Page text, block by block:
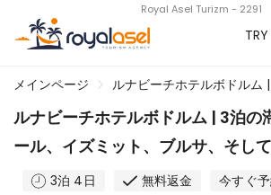
Royal Asel Turizm - 2291
TRY
メインページ ルナビーチホテルボドルム
ルナビーチホテルボドルム | 3泊の
ール、イズミット、ブルサ、そし
3泊 4日 無料返金 今すぐ